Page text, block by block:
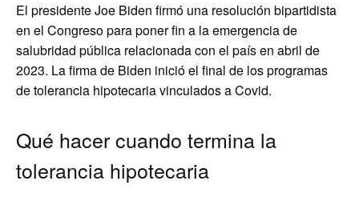
El presidente Joe Biden firmó una resolución bipartidista
en el Congreso para poner fin a la emergencia de
salubridad pública relacionada con el país en abril de
2023. La firma de Biden inició el final de los programas
de tolerancia hipotecaria vinculados a Covid.
Qué hacer cuando termina la
tolerancia hipotecaria